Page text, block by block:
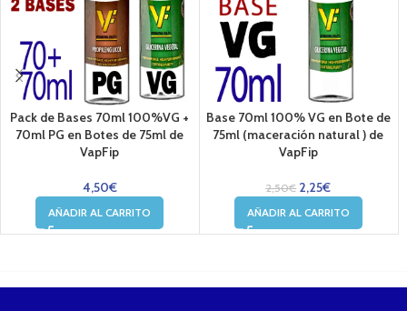
Pack de Bases 70ml 100%VG +
70ml PG en Botes de 75ml de
VapFip
4,50€
AÑADIR AL CARRITO
Base 70ml 100% VG en Bote de
75ml (maceración natural ) de
VapFip
2,50€ 2,25€
AÑADIR AL CARRITO